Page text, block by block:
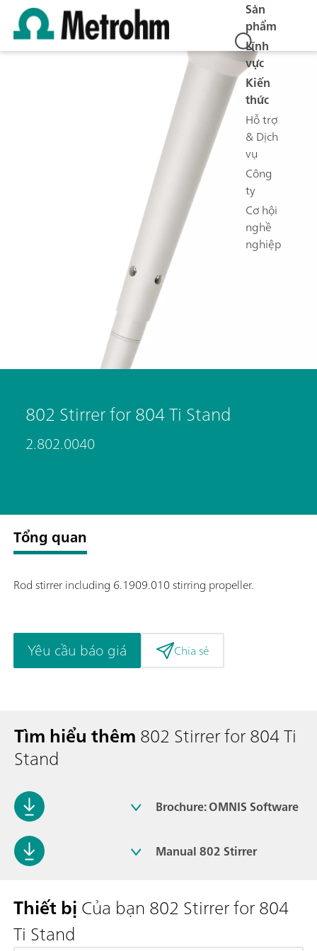
Sản
phẩm
Lĩnh
vực
Kiến
thức
Hỗ trợ
& Dịch
vụ
Công
ty
Cơ hội
nghề
nghiệp
802 Stirrer for 804 Ti Stand
2.802.0040
Tổng quan
Rod stirrer including 6.1909.010 stirring propeller.
Yêu cầu báo giá Chia sẻ
Tìm hiểu thêm802 Stirrer for 804 Ti
Stand
Brochure: OMNIS Software
Manual 802 Stirrer
Thiết bịCủa bạn 802 Stirrer for 804
Ti Stand